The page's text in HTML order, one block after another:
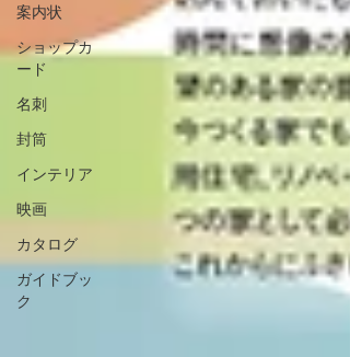
案内状
ショップカ
ード
名刺
封筒
インテリア
映画
カタログ
ガイドブッ
ク